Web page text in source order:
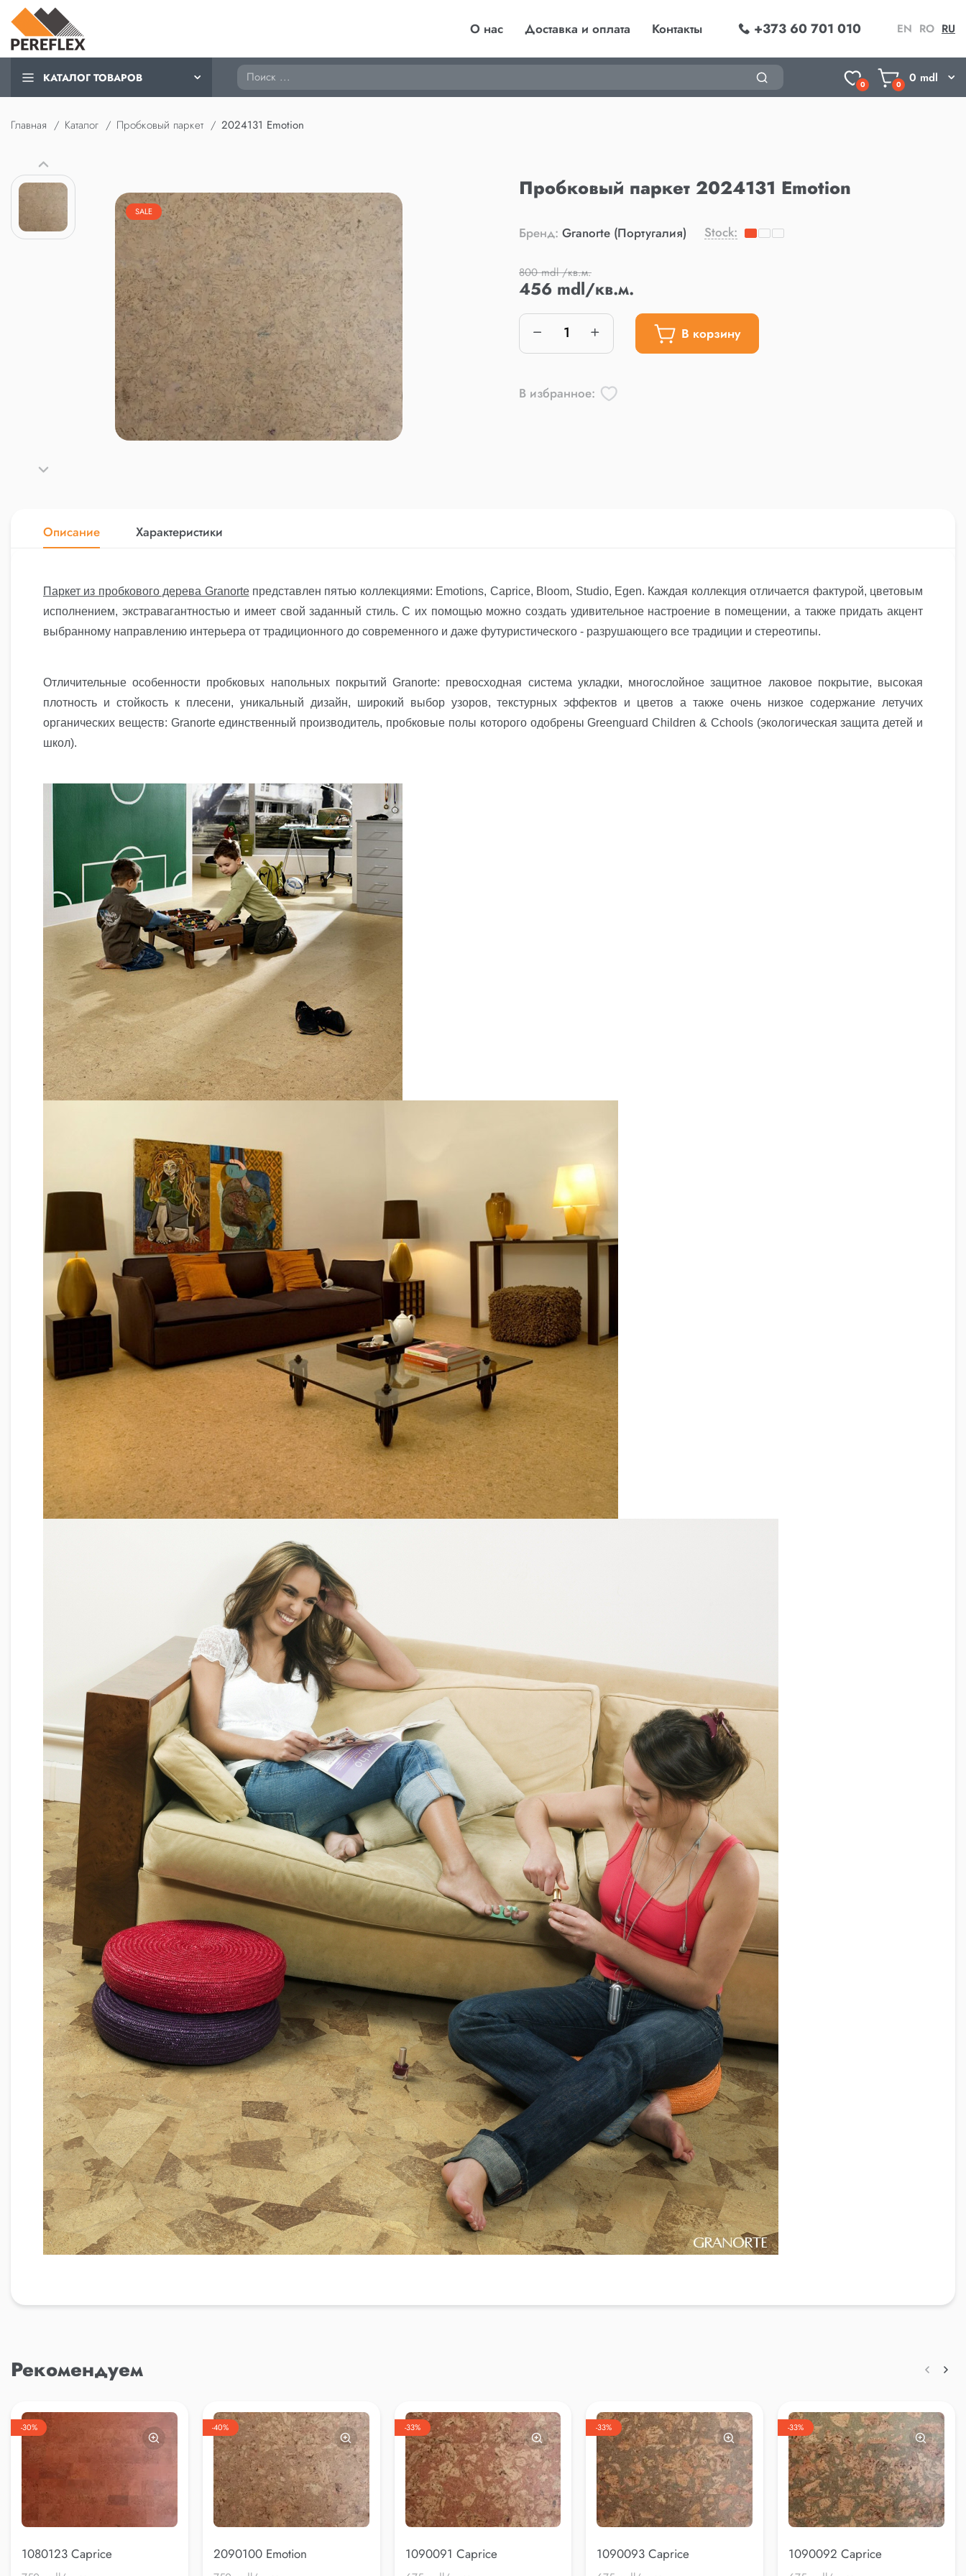
О нас Доставка и оплата Контакты +373 60 701 010 EN RO RU
КАТАЛОГ ТОВАРОВ Поиск
0 0 0 mdl
Главная Каталог Пробковый паркет 2024131 Emotion
SALE
Пробковый паркет 2024131 Emotion
Бренд: Granorte (Португалия) Stock:
800 mdl /кв.м.
456 mdl/кв.м.
В корзину
В избранное:
Описание Характеристики
Паркет из пробкового дерева Granorteпредставлен пятью коллекциями: Emotions, Caprice, Bloom, Studio, Egen. Каждая коллекция отличается фактурой, цветовым
исполнением, экстравагантностью и имеет свой заданный стиль. С их помощью можно создать удивительное настроение в помещении, а также придать акцент
выбранному направлению интерьера от традиционного до современного и даже футуристического - разрушающего все традиции и стереотипы.
Отличительные особенности пробковых напольных покрытий Granorte: превосходная система укладки, многослойное защитное лаковое покрытие, высокая
плотность и стойкость к плесени, уникальный дизайн, широкий выбор узоров, текстурных эффектов и цветов а также очень низкое содержание летучих
органических веществ: Granorte единственный производитель, пробковые полы которого одобрены Greenguard Children & Cchools (экологическая защита детей и
школ).
Рекомендуем
-30%
1080123 Caprice
-40%
2090100 Emotion
-33%
1090091 Caprice
-33%
1090093 Caprice
-33%
1090092 Caprice